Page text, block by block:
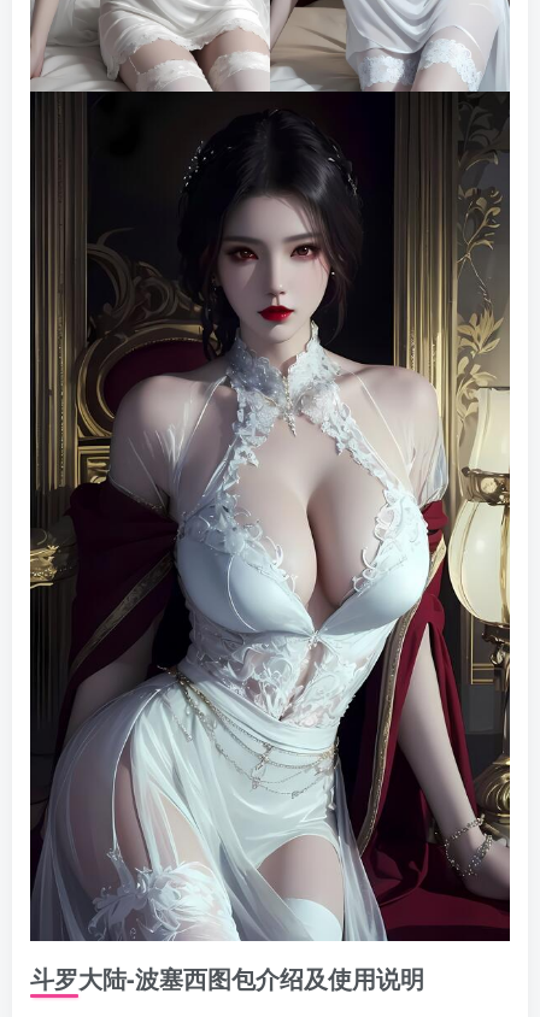
斗罗大陆-波塞西图包介绍及使用说明